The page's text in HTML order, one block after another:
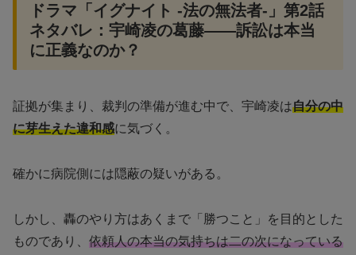
ドラマ「イグナイト -法の無法者-」第2話
ネタバレ：宇崎凌の葛藤——訴訟は本当
に正義なのか？
証拠が集まり、裁判の準備が進む中で、宇崎凌は自分の中
に芽生えた違和感に気づく。
確かに病院側には隠蔽の疑いがある。
しかし、轟のやり方はあくまで「勝つこと」を目的とした
ものであり、 依頼人の本当の気持ちは二の次になっている